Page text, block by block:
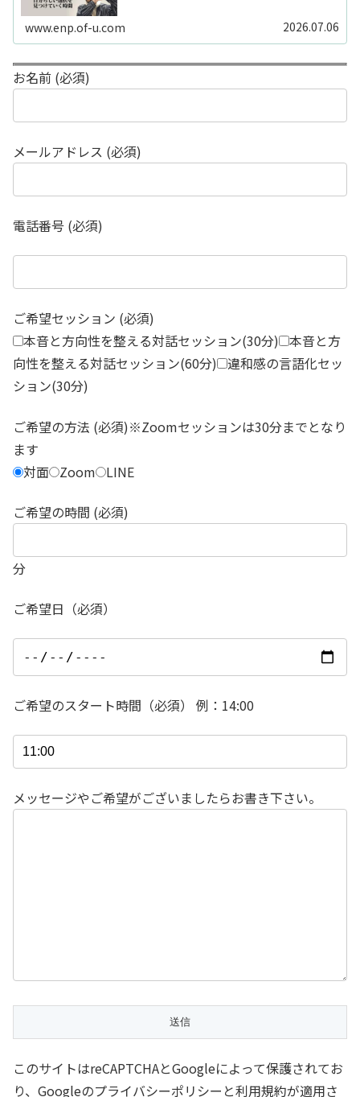
www.enp.of-u.com 2026.07.06
お名前 (必須)
メールアドレス (必須)
電話番号 (必須)
ご希望セッション (必須)
本音と方向性を整える対話セッション(30分) 本音と方
向性を整える対話セッション(60分) 違和感の言語化セッ
ション(30分)
ご希望の方法 (必須)※Zoomセッションは30分までとなり
ます
対面 Zoom LINE
ご希望の時間 (必須)
分
ご希望日（必須）
ご希望のスタート時間（必須） 例：14:00
メッセージやご希望がございましたらお書き下さい。
このサイトはreCAPTCHAとGoogleによって保護されてお
り、Googleのプライバシーポリシーと利用規約が適用さ